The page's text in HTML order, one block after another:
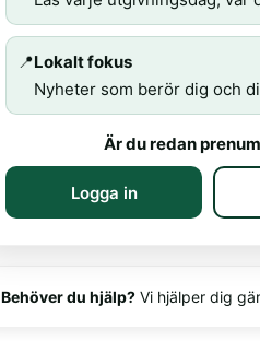
📍Lokalt fokus
Nyheter som berör dig och
Är du redan
Logga in
Behöver du hjälp? Vi hjälper dig